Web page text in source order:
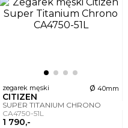
zegarek męski ø 40mm
CITIZEN
SUPER TITANIUM CHRONO
CA4750-51L
1 790,-